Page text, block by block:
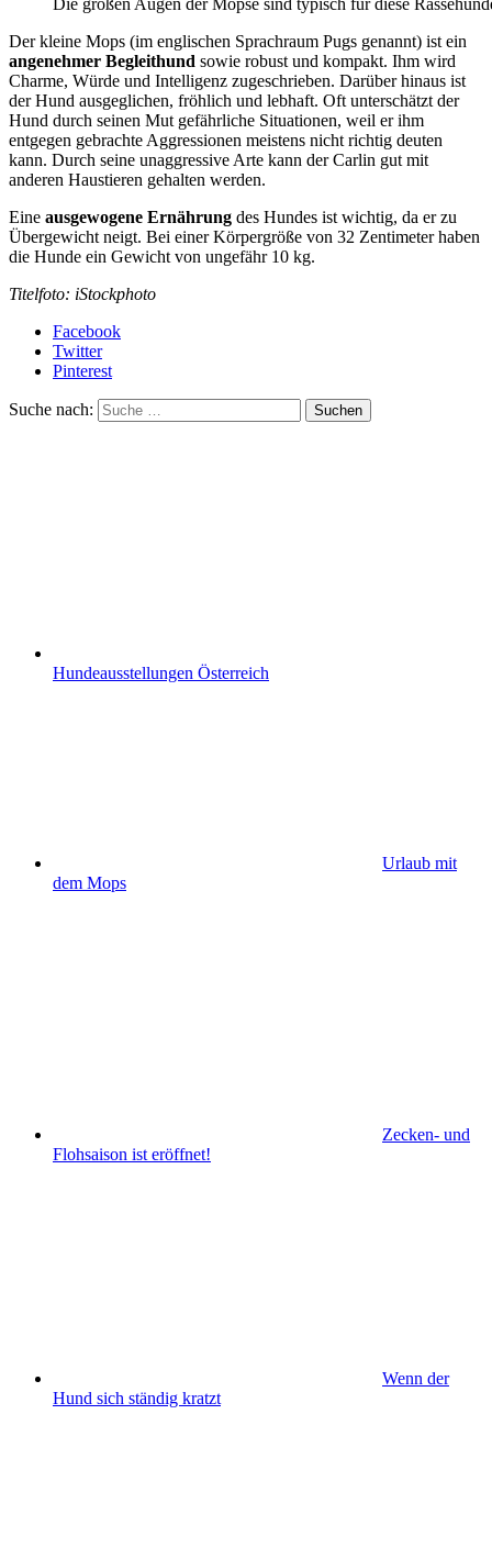
Der kleine Mops (im englischen Sprachraum Pugs genannt) ist ein
angenehmer Begleithund sowie robust und kompakt. Ihm wird
Charme, Würde und Intelligenz zugeschrieben. Darüber hinaus ist
der Hund ausgeglichen, fröhlich und lebhaft. Oft unterschätzt der
Hund durch seinen Mut gefährliche Situationen, weil er ihm
entgegen gebrachte Aggressionen meistens nicht richtig deuten
kann. Durch seine unaggressive Arte kann der Carlin gut mit
anderen Haustieren gehalten werden.
Eine ausgewogene Ernährung des Hundes ist wichtig, da er zu
Übergewicht neigt. Bei einer Körpergröße von 32 Zentimeter haben
die Hunde ein Gewicht von ungefähr 10 kg.
Titelfoto: iStockphoto
Facebook
Twitter
Pinterest
Suche nach: Suchen
Hundeausstellungen Österreich
Urlaub mit
dem Mops
Zecken- und
Flohsaison ist eröffnet!
Wenn der
Hund sich ständig kratzt